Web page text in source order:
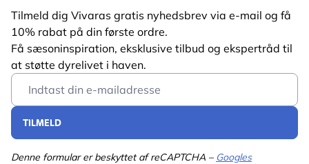
Tilmeld dig Vivaras gratis nyhedsbrev via e-mail og få
10% rabat på din første ordre.
Få sæsoninspiration, eksklusive tilbud og ekspertråd til
at støtte dyrelivet i haven.
Email Address
TILMELD
Denne formular er beskyttet af reCAPTCHA – Googles